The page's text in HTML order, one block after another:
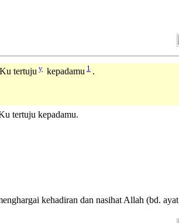
tertuju y kepadamu 1 .
tertuju kepadamu.
kehadiran dan nasihat Allah (bd. ayat